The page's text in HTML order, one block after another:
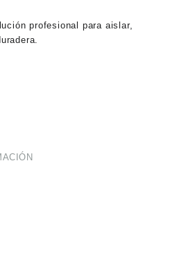
profesional para aislar,